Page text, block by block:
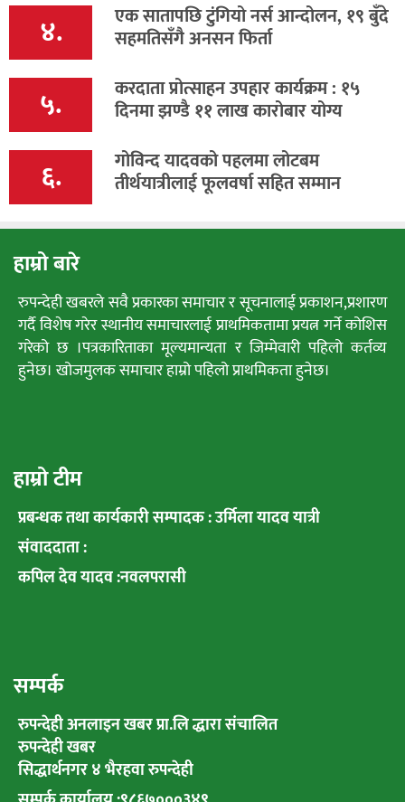
४. एक सातापछि टुंगियो नर्स आन्दोलन, १९ बुँदे
सहमतिसँगै अनसन फिर्ता
५. करदाता प्रोत्साहन उपहार कार्यक्रम : १५
दिनमा झण्डै ११ लाख कारोबार योग्य
६. गोविन्द यादवको पहलमा लोटबम
तीर्थयात्रीलाई फूलवर्षा सहित सम्मान
हाम्रो बारे
रुपन्देही खबरले सवै प्रकारका समाचार र सूचनालाई प्रकाशन,प्रशारण
गर्दै विशेष गरेर स्थानीय समाचारलाई प्राथमिकतामा प्रयत्न गर्ने कोशिस
गरेको छ ।पत्रकारिताका मूल्यमान्यता र जिम्मेवारी पहिलो कर्तव्य
हुनेछ। खोजमुलक समाचार हाम्रो पहिलो प्राथमिकता हुनेछ।
हाम्रो टीम
प्रबन्धक तथा कार्यकारी सम्पादक : उर्मिला यादव यात्री
संवाददाता :
कपिल देव यादव :नवलपरासी
सम्पर्क
रुपन्देही अनलाइन खबर प्रा.लि द्धारा संचालित
रुपन्देही खबर
सिद्धार्थनगर ४ भैरहवा रुपन्देही